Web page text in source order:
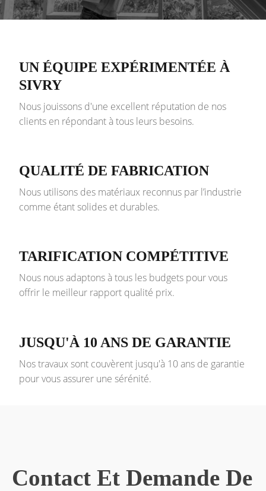
UN ÉQUIPE EXPÉRIMENTÉE À
SIVRY
Nous jouissons d'une excellent réputation de nos
clients en répondant à tous leurs besoins.
QUALITÉ DE FABRICATION
Nous utilisons des matériaux reconnus par l’industrie
comme étant solides et durables.
TARIFICATION COMPÉTITIVE
Nous nous adaptons à tous les budgets pour vous
offrir le meilleur rapport qualité prix.
JUSQU'À 10 ANS DE GARANTIE
Nos travaux sont couvèrent jusqu'à 10 ans de garantie
pour vous assurer une sérénité.
Contact Et Demande De